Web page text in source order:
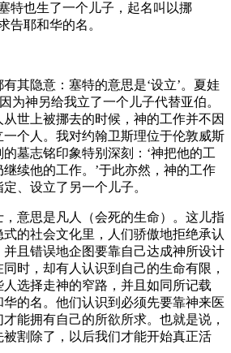
特也生了一个儿子，起名叫以挪
告耶和华的名。
其隐意：塞特的意思是‘设立’。夏娃
为神另给我立了一个儿子代替亚伯。
世上被挪去的时候，神的工作并不因
个人。我对约翰卫斯理位于伦敦威斯
墓志铭印象特别深刻：‘神把他的工
续他的工作。’于此亦然，神的工作
、设立了另一个儿子。
意思是凡人（会死的生命）。这儿指
的社会文化里，人们骄傲地拒绝承认
且错误地企图要靠自己达成神所设计
时，却有人认识到自己的生命有限，
选择走神的窄路，并且如同所记载
的名。他们认识到必须先要靠神来医
能拥有自己的所欲所求。也就是说，
割除了，以后我们才能开始真正活